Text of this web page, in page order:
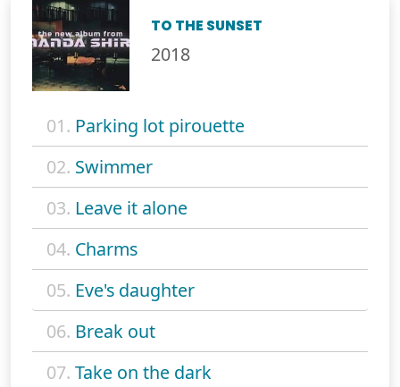
TO THE SUNSET
2018
01. Parking lot pirouette
02. Swimmer
03. Leave it alone
04. Charms
05. Eve's daughter
06. Break out
07. Take on the dark